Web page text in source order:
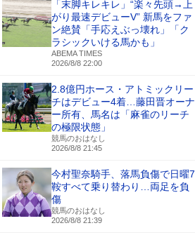
「末脚キレキレ」“楽々先頭→上
がり最速デビューV” 新馬をファ
ン絶賛「手応えぶっ壊れ」「ク
ラシックいける馬かも」
ABEMA TIMES
2026/8/8 22:00
2.8億円ホース・アトミックリー
チはデビュー4着…藤田晋オーナ
ー所有、馬名は「麻雀のリーチ
の極限状態」
競馬のおはなし
2026/8/8 21:45
今村聖奈騎手、落馬負傷で日曜7
鞍すべて乗り替わり…両足を負
傷
競馬のおはなし
2026/8/8 21:39